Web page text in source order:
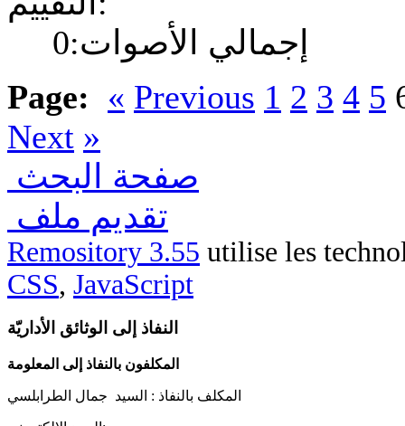
إجمالي الأصوات:0
Page: « Previous 1 2 3 4 5
Next »
صفحة البحث
تقديم ملف
Remository 3.55 utilise les
CSS, JavaScript
النفاذ إلى الوثائق الأداريّة
المكلفون بالنفاذ إلى المعلومة
المكلف بالنفاذ : السيد جمال الطرابلسي